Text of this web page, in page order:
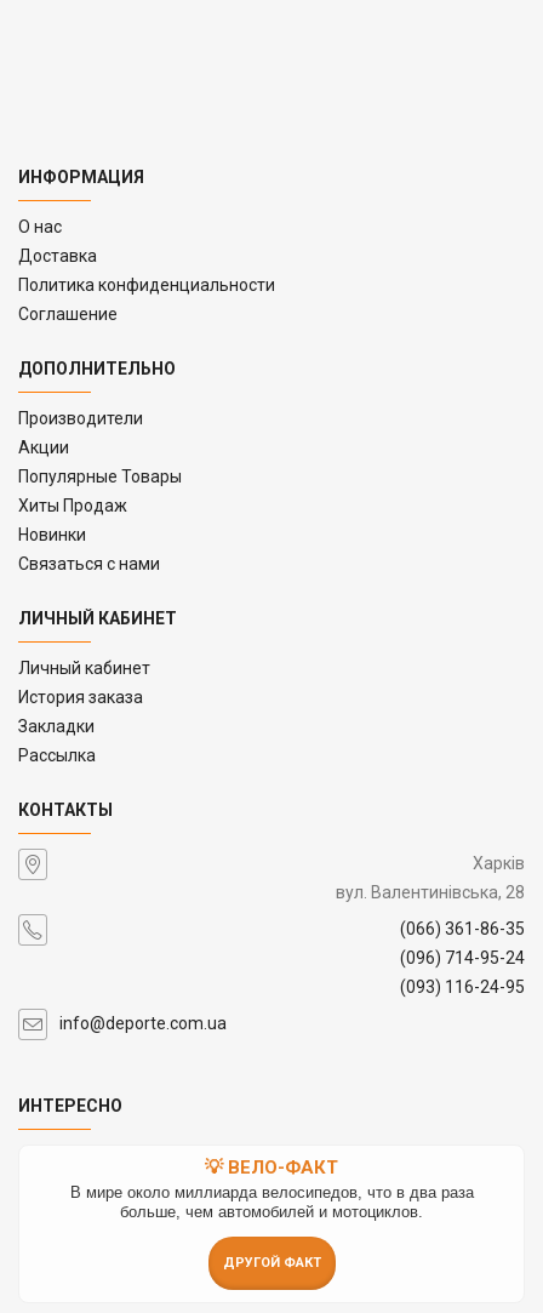
ИНФОРМАЦИЯ
O нас
Доставка
Политика конфиденциальности
Соглашение
ДОПОЛНИТЕЛЬНО
Производители
Акции
Популярные Товары
Хиты Продаж
Новинки
Связаться с нами
ЛИЧНЫЙ КАБИНЕТ
Личный кабинет
История заказа
Закладки
Рассылка
КОНТАКТЫ
Харків
вул. Валентинівська, 28
(066) 361-86-35
(096) 714-95-24
(093) 116-24-95
info@deporte.com.ua
ИНТЕРЕСНО
💡 ВЕЛО-ФАКТ
В мире около миллиарда велосипедов, что в два раза
больше, чем автомобилей и мотоциклов.
ДРУГОЙ ФАКТ